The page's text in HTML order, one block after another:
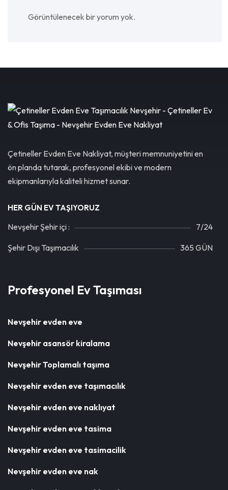
Görüntülenecek bir yorum yok.
Çetineller Evden Eve Nakliyat, müşteri memnuniyetini en
ön planda tutarak, profesyonel ekibi ve modern
ekipmanlarıyla kaliteli hizmet sunar.
HER GÜN EV TAŞIYORUZ
Nevşehir Şehir içi : 7/24
Şehir Dışı Taşımacılık 365 GÜN
Profesyonel Ev Taşıması
Nevşehir evden eve
Nevşehir asansör kiralama
Nevşehir Toplamalı taşıma
Nevşehir evden eve taşımacılık
Nevşehir evden eve naklıyat
Nevşehir evden eve tasima
Nevşehir evden eve tasimacilik
Nevşehir evden eve nak